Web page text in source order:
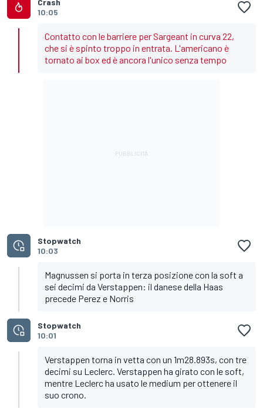
Crash
10:05
Contatto con le barriere per Sargeant in curva 22,
che si è spinto troppo in entrata. L'americano è
tornato ai box ed è ancora l'unico senza tempo
Stopwatch
10:03
Magnussen si porta in terza posizione con la soft a
sei decimi da Verstappen: il danese della Haas
precede Perez e Norris
Stopwatch
10:01
Verstappen torna in vetta con un 1m28.893s, con tre
decimi su Leclerc. Verstappen ha girato con le soft,
mentre Leclerc ha usato le medium per ottenere il
suo crono.